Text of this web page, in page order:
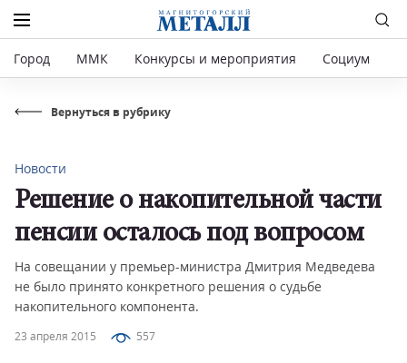
Город ММК Конкурсы и мероприятия Социум
Вернуться в рубрику
23 апреля 2015 557
Новости
Решение о накопительной части
пенсии осталось под вопросом
На совещании у премьер-министра Дмитрия Медведева
не было принято конкретного решения о судьбе
накопительного компонента.